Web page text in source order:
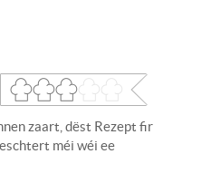
zaart, dëst Rezept fir
méi wéi ee